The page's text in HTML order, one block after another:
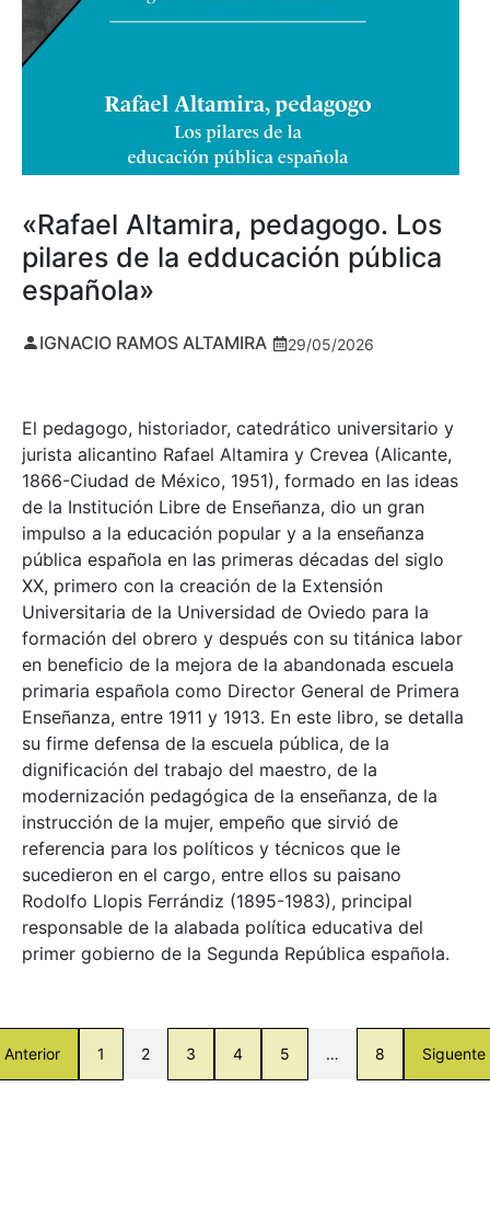
«Rafael Altamira, pedagogo. Los
pilares de la edducación pública
española»
IGNACIO RAMOS ALTAMIRA 29/05/2026
El pedagogo, historiador, catedrático universitario y
jurista alicantino Rafael Altamira y Crevea (Alicante,
1866-Ciudad de México, 1951), formado en las ideas
de la Institución Libre de Enseñanza, dio un gran
impulso a la educación popular y a la enseñanza
pública española en las primeras décadas del siglo
XX, primero con la creación de la Extensión
Universitaria de la Universidad de Oviedo para la
formación del obrero y después con su titánica labor
en beneficio de la mejora de la abandonada escuela
primaria española como Director General de Primera
Enseñanza, entre 1911 y 1913. En este libro, se detalla
su firme defensa de la escuela pública, de la
dignificación del trabajo del maestro, de la
modernización pedagógica de la enseñanza, de la
instrucción de la mujer, empeño que sirvió de
referencia para los políticos y técnicos que le
sucedieron en el cargo, entre ellos su paisano
Rodolfo Llopis Ferrándiz (1895-1983), principal
responsable de la alabada política educativa del
primer gobierno de la Segunda República española.
Anterior 1 2 3 4 5 … 8 Siguente